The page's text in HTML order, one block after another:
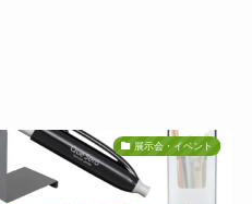
展示会・イベント